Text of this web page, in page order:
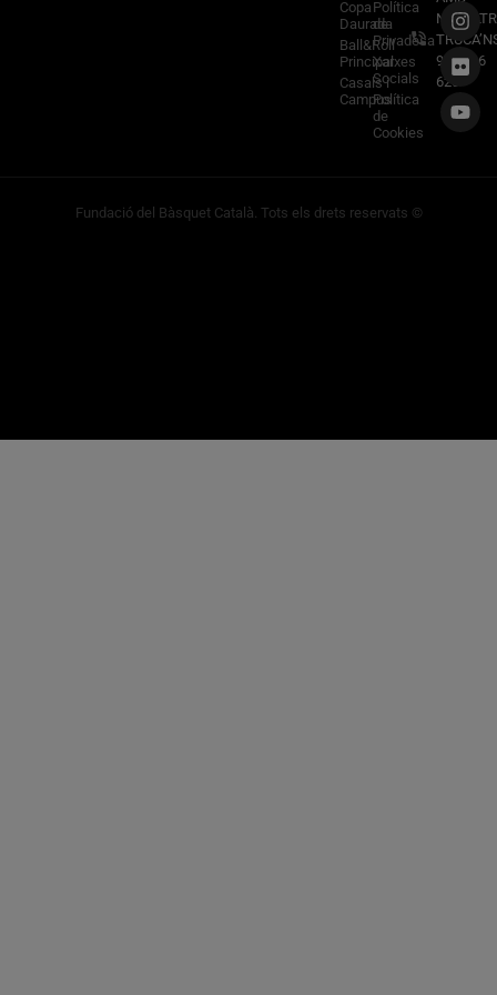
Copa
Daurada
Ball&Roll
Principal
Casals i
Campus
Política
de
Privadesa
Xarxes
Socials
Política
de
Cookies
933 966
620
Fundació del Bàsquet Català. Tots els drets reservats ©